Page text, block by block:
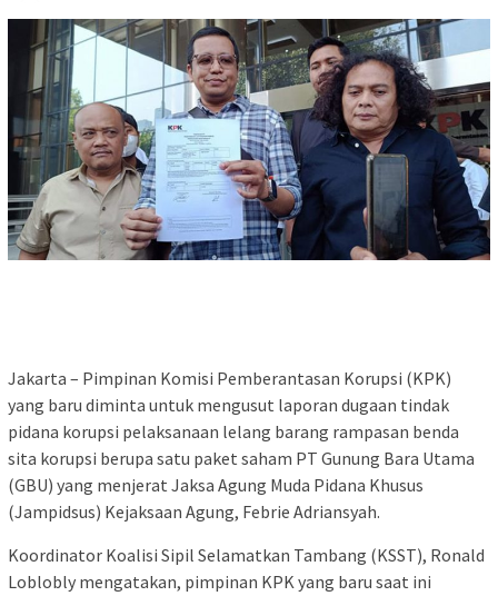
Jakarta – Pimpinan Komisi Pemberantasan Korupsi (KPK)
yang baru diminta untuk mengusut laporan dugaan tindak
pidana korupsi pelaksanaan lelang barang rampasan benda
sita korupsi berupa satu paket saham PT Gunung Bara Utama
(GBU) yang menjerat Jaksa Agung Muda Pidana Khusus
(Jampidsus) Kejaksaan Agung, Febrie Adriansyah.
Koordinator Koalisi Sipil Selamatkan Tambang (KSST), Ronald
Loblobly mengatakan, pimpinan KPK yang baru saat ini